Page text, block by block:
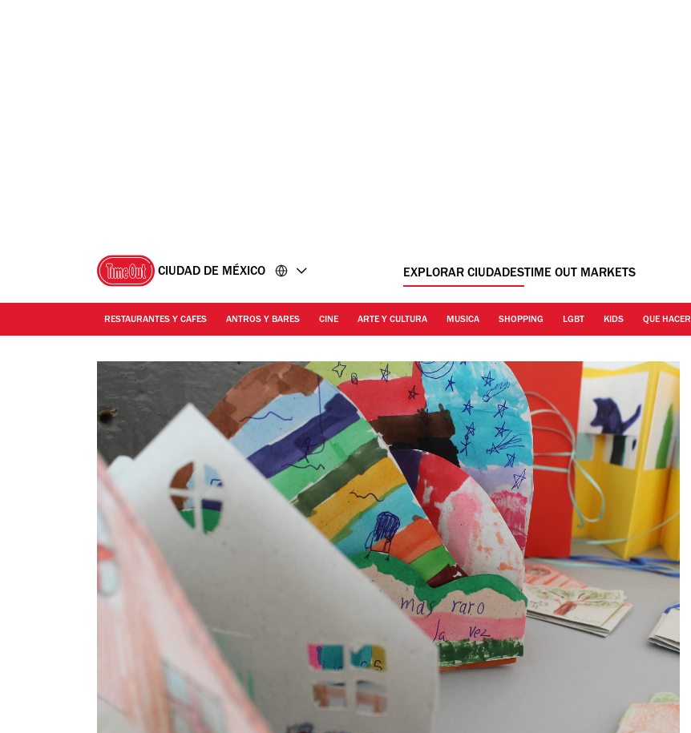
CIUDAD DE MÉXICO EXPLORAR CIUDADESTIME OUT MARKETS
RESTAURANTES Y CAFES ANTROS Y BARES CINE ARTE Y CULTURA MUSICA SHOPPING LGBT KIDS QUE HACER